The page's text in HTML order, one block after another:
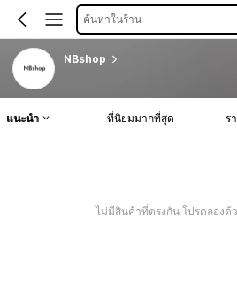
ค้นหาในร้าน
NBshop
แนะนำ ที่นิยมมากที่สุด ร
ไม่มีสินค้าที่ตรงกัน โปรดลองด้